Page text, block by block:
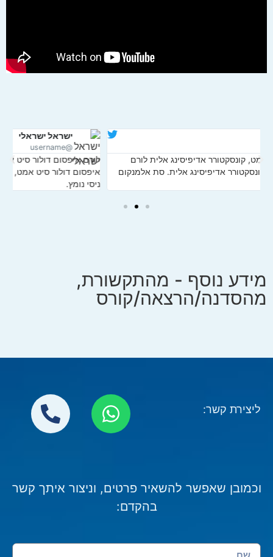
לורם איפסום דולור סיט אמט, קונסקטורר אדיפיסינג אלית לורם
איפסום דולור סיט אמט, קונסקטורר אדיפיסינג אלית. סת אלמנקום
מידע נוסף - מהתקשורת,
מהסדנה/הרצאה/קורס
ליצירת קשר:
וכמובן שאפשר להשאיר פרטים, וניצור איתך קשר
בהקדם: